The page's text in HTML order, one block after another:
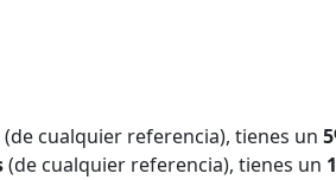
(de cualquier referencia), tienes un
(de cualquier referencia), tienes un